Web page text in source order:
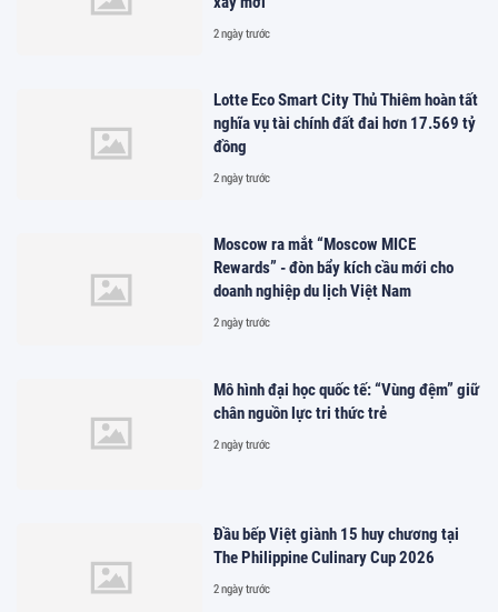
2 ngày trước
Lotte Eco Smart City Thủ Thiêm hoàn tất
nghĩa vụ tài chính đất đai hơn 17.569 tỷ
đồng
2 ngày trước
Moscow ra mắt “Moscow MICE
Rewards” - đòn bẩy kích cầu mới cho
doanh nghiệp du lịch Việt Nam
2 ngày trước
Mô hình đại học quốc tế: “Vùng đệm” giữ
chân nguồn lực tri thức trẻ
2 ngày trước
Đầu bếp Việt giành 15 huy chương tại
The Philippine Culinary Cup 2026
2 ngày trước